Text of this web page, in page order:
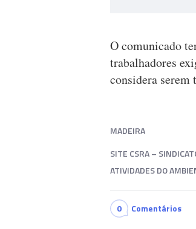
O comunicado
trabalhadores
considera serem
MADEIRA
SITE CSRA –
ATIVIDADES DO
0 Comentários